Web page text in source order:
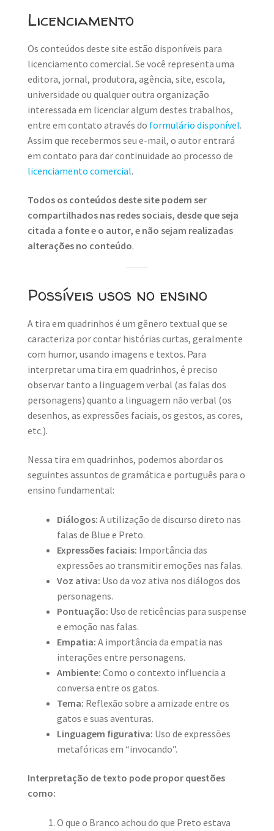
Licenciamento
Os conteúdos deste site estão disponíveis para
licenciamento comercial. Se você representa uma
editora, jornal, produtora, agência, site, escola,
universidade ou qualquer outra organização
interessada em licenciar algum destes trabalhos,
entre em contato através do formulário disponível.
Assim que recebermos seu e-mail, o autor entrará
em contato para dar continuidade ao processo de
licenciamento comercial.
Todos os conteúdos deste site podem ser
compartilhados nas redes sociais, desde que seja
citada a fonte e o autor, e não sejam realizadas
alterações no conteúdo.
Possíveis usos no ensino
A tira em quadrinhos é um gênero textual que se
caracteriza por contar histórias curtas, geralmente
com humor, usando imagens e textos. Para
interpretar uma tira em quadrinhos, é preciso
observar tanto a linguagem verbal (as falas dos
personagens) quanto a linguagem não verbal (os
desenhos, as expressões faciais, os gestos, as cores,
etc.).
Nessa tira em quadrinhos, podemos abordar os
seguintes assuntos de gramática e português para o
ensino fundamental:
Diálogos: A utilização de discurso direto nas
falas de Blue e Preto.
Expressões faciais: Importância das
expressões ao transmitir emoções nas falas.
Voz ativa: Uso da voz ativa nos diálogos dos
personagens.
Pontuação: Uso de reticências para suspense
e emoção nas falas.
Empatia: A importância da empatia nas
interações entre personagens.
Ambiente: Como o contexto influencia a
conversa entre os gatos.
Tema: Reflexão sobre a amizade entre os
gatos e suas aventuras.
Linguagem figurativa: Uso de expressões
metafóricas em “invocando”.
Interpretação de texto pode propor questões
como:
O que o Branco achou do que Preto estava